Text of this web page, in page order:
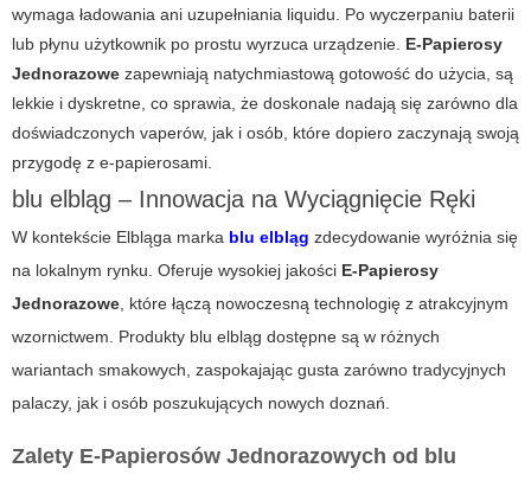
wymaga ładowania ani uzupełniania liquidu. Po wyczerpaniu baterii
lub płynu użytkownik po prostu wyrzuca urządzenie. E-Papierosy
Jednorazowe zapewniają natychmiastową gotowość do użycia, są
lekkie i dyskretne, co sprawia, że doskonale nadają się zarówno dla
doświadczonych vaperów, jak i osób, które dopiero zaczynają swoją
przygodę z e-papierosami.
blu elbląg – Innowacja na Wyciągnięcie Ręki
W kontekście Elbląga marka blu elbląg zdecydowanie wyróżnia się
na lokalnym rynku. Oferuje wysokiej jakości E-Papierosy
Jednorazowe, które łączą nowoczesną technologię z atrakcyjnym
wzornictwem. Produkty blu elbląg dostępne są w różnych
wariantach smakowych, zaspokajając gusta zarówno tradycyjnych
palaczy, jak i osób poszukujących nowych doznań.
Zalety E-Papierosów Jednorazowych od blu